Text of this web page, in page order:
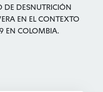
DESNUTRICIÓN
EN EL CONTEXTO
EN COLOMBIA.